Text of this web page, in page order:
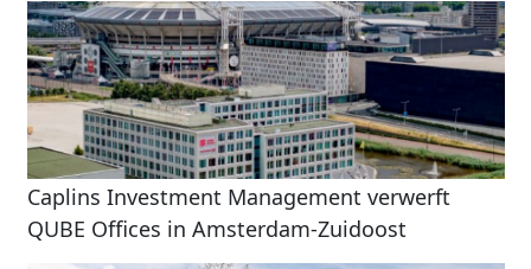
Caplins Investment Management verwerft
QUBE Offices in Amsterdam-Zuidoost